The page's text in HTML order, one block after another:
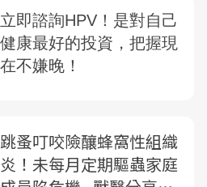
跳蚤叮咬險釀蜂窩性組織
炎！未每月定期驅蟲家庭